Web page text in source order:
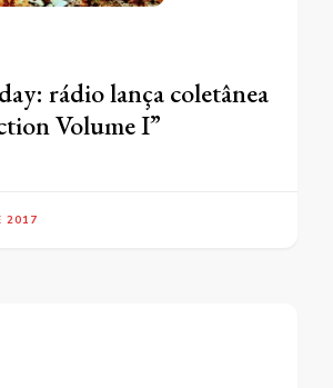
rádio lança coletânea
Volume I”
2017